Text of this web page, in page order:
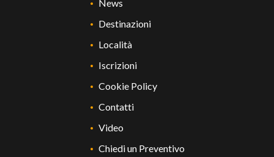
News
Destinazioni
Località
Iscrizioni
Cookie Policy
Contatti
Video
Chiedi un Preventivo